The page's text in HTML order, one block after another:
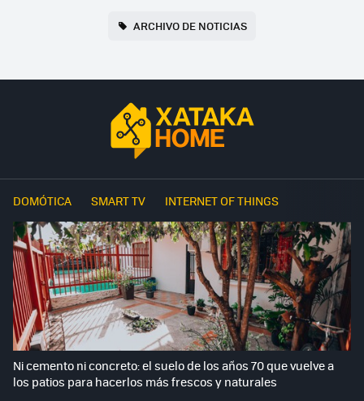
ARCHIVO DE NOTICIAS
DOMÓTICA SMART TV INTERNET OF THINGS
Ni cemento ni concreto: el suelo de los años 70 que vuelve a
los patios para hacerlos más frescos y naturales